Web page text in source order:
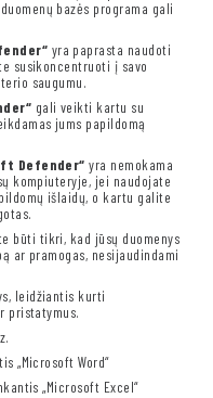
bazės programa gali
yra paprasta naudoti
susikoncentruoti į savo
saugumu.
gali veikti kartu su
jums papildomą
Defender“ yra nemokama
kompiuteryje, jei naudojate
išlaidų, o kartu galite
būti tikri, kad jūsų duomenys
ar pramogas, nesijaudindami
leidžiantis kurti
pristatymus.
„Microsoft Word“
„Microsoft Excel“